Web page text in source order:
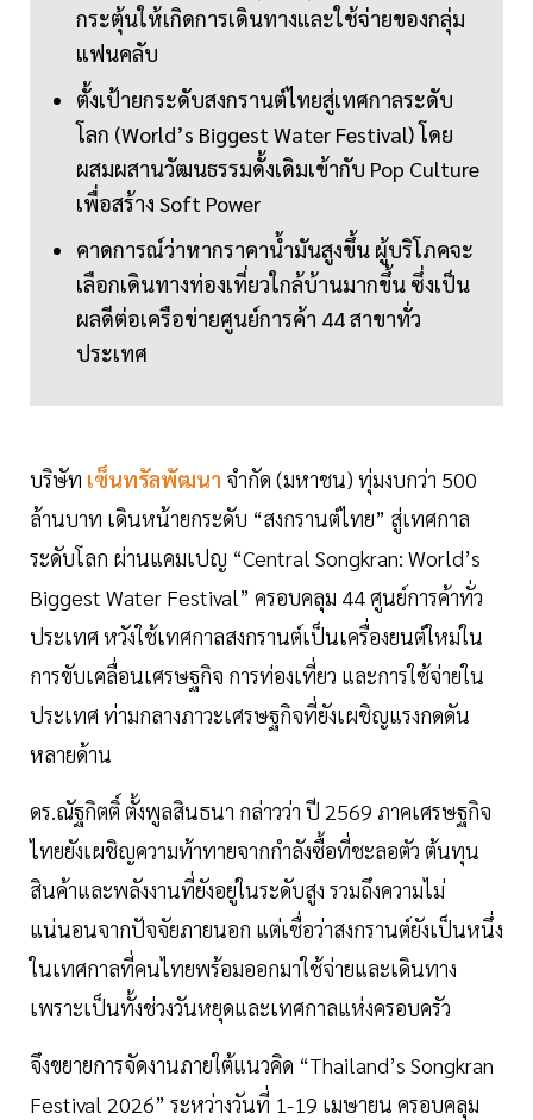
กระตุ้นให้เกิดการเดินทางและใช้จ่ายของกลุ่ม
แฟนคลับ
ตั้งเป้ายกระดับสงกรานต์ไทยสู่เทศกาลระดับ
โลก (World’s Biggest Water Festival) โดย
ผสมผสานวัฒนธรรมดั้งเดิมเข้ากับ Pop Culture
เพื่อสร้าง Soft Power
คาดการณ์ว่าหากราคาน้ำมันสูงขึ้น ผู้บริโภคจะ
เลือกเดินทางท่องเที่ยวใกล้บ้านมากขึ้น ซึ่งเป็น
ผลดีต่อเครือข่ายศูนย์การค้า 44 สาขาทั่ว
ประเทศ
บริษัท เซ็นทรัลพัฒนา จำกัด (มหาชน) ทุ่มงบกว่า 500
ล้านบาท เดินหน้ายกระดับ “สงกรานต์ไทย” สู่เทศกาล
ระดับโลก ผ่านแคมเปญ “Central Songkran: World’s
Biggest Water Festival” ครอบคลุม 44 ศูนย์การค้าทั่ว
ประเทศ หวังใช้เทศกาลสงกรานต์เป็นเครื่องยนต์ใหม่ใน
การขับเคลื่อนเศรษฐกิจ การท่องเที่ยว และการใช้จ่ายใน
ประเทศ ท่ามกลางภาวะเศรษฐกิจที่ยังเผชิญแรงกดดัน
หลายด้าน
ดร.ณัฐกิตติ์ ตั้งพูลสินธนา กล่าวว่า ปี 2569 ภาคเศรษฐกิจ
ไทยยังเผชิญความท้าทายจากกำลังซื้อที่ชะลอตัว ต้นทุน
สินค้าและพลังงานที่ยังอยู่ในระดับสูง รวมถึงความไม่
แน่นอนจากปัจจัยภายนอก แต่เชื่อว่าสงกรานต์ยังเป็นหนึ่ง
ในเทศกาลที่คนไทยพร้อมออกมาใช้จ่ายและเดินทาง
เพราะเป็นทั้งช่วงวันหยุดและเทศกาลแห่งครอบครัว
จึงขยายการจัดงานภายใต้แนวคิด “Thailand’s Songkran
Festival 2026” ระหว่างวันที่ 1-19 เมษายน ครอบคลุม